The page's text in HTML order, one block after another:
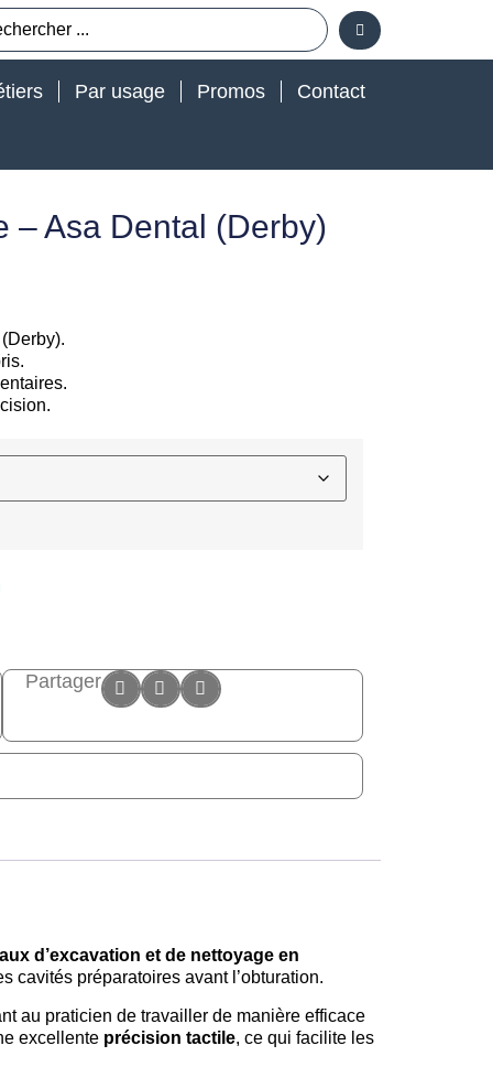
Par usage Promos Contact
– Asa Dental (Derby)
Partager
d’excavation et de nettoyage en
cavités préparatoires avant l’obturation.
au praticien de travailler de manière efficace
excellente précision tactile, ce qui facilite les